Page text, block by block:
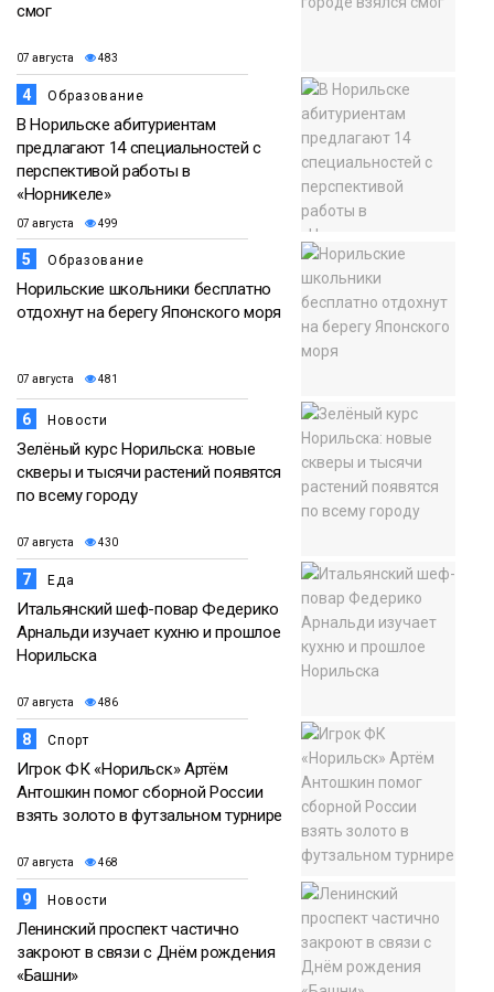
смог
07 августа 483
4 Образование
В Норильске абитуриентам
предлагают 14 специальностей с
перспективой работы в
«Норникеле»
07 августа 499
5 Образование
Норильские школьники бесплатно
отдохнут на берегу Японского моря
07 августа 481
6 Новости
Зелёный курс Норильска: новые
скверы и тысячи растений появятся
по всему городу
07 августа 430
7 Еда
Итальянский шеф-повар Федерико
Арнальди изучает кухню и прошлое
Норильска
07 августа 486
8 Спорт
Игрок ФК «Норильск» Артём
Антошкин помог сборной России
взять золото в футзальном турнире
07 августа 468
9 Новости
Ленинский проспект частично
закроют в связи с Днём рождения
«Башни»